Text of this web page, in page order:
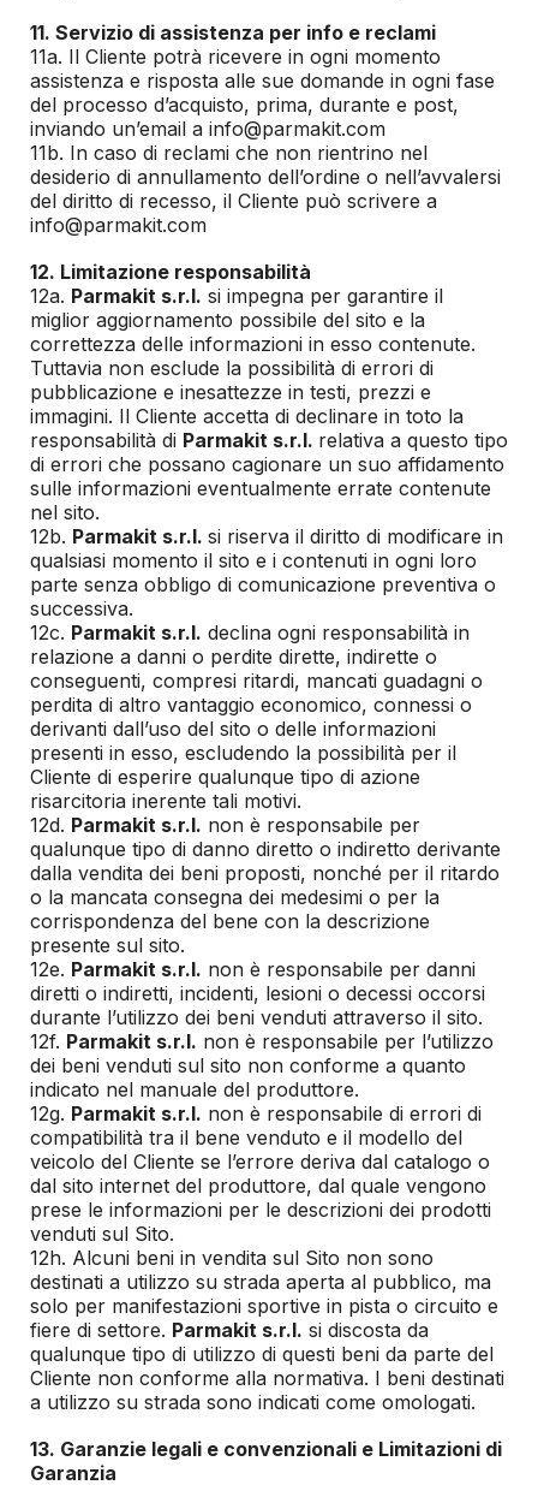
11. Servizio di assistenza per info e reclami
11a. Il Cliente potrà ricevere in ogni momento
assistenza e risposta alle sue domande in ogni fase
del processo d’acquisto, prima, durante e post,
inviando un’email a info@parmakit.com
11b. In caso di reclami che non rientrino nel
desiderio di annullamento dell’ordine o nell’avvalersi
del diritto di recesso, il Cliente può scrivere a
info@parmakit.com
12. Limitazione responsabilità
12a. Parmakit s.r.l. si impegna per garantire il
miglior aggiornamento possibile del sito e la
correttezza delle informazioni in esso contenute.
Tuttavia non esclude la possibilità di errori di
pubblicazione e inesattezze in testi, prezzi e
immagini. Il Cliente accetta di declinare in toto la
responsabilità di Parmakit s.r.l. relativa a questo tipo
di errori che possano cagionare un suo affidamento
sulle informazioni eventualmente errate contenute
nel sito.
12b. Parmakit s.r.l. si riserva il diritto di modificare in
qualsiasi momento il sito e i contenuti in ogni loro
parte senza obbligo di comunicazione preventiva o
successiva.
12c. Parmakit s.r.l. declina ogni responsabilità in
relazione a danni o perdite dirette, indirette o
conseguenti, compresi ritardi, mancati guadagni o
perdita di altro vantaggio economico, connessi o
derivanti dall’uso del sito o delle informazioni
presenti in esso, escludendo la possibilità per il
Cliente di esperire qualunque tipo di azione
risarcitoria inerente tali motivi.
12d. Parmakit s.r.l. non è responsabile per
qualunque tipo di danno diretto o indiretto derivante
dalla vendita dei beni proposti, nonché per il ritardo
o la mancata consegna dei medesimi o per la
corrispondenza del bene con la descrizione
presente sul sito.
12e. Parmakit s.r.l. non è responsabile per danni
diretti o indiretti, incidenti, lesioni o decessi occorsi
durante l’utilizzo dei beni venduti attraverso il sito.
12f. Parmakit s.r.l. non è responsabile per l’utilizzo
dei beni venduti sul sito non conforme a quanto
indicato nel manuale del produttore.
12g. Parmakit s.r.l. non è responsabile di errori di
compatibilità tra il bene venduto e il modello del
veicolo del Cliente se l’errore deriva dal catalogo o
dal sito internet del produttore, dal quale vengono
prese le informazioni per le descrizioni dei prodotti
venduti sul Sito.
12h. Alcuni beni in vendita sul Sito non sono
destinati a utilizzo su strada aperta al pubblico, ma
solo per manifestazioni sportive in pista o circuito e
fiere di settore. Parmakit s.r.l. si discosta da
qualunque tipo di utilizzo di questi beni da parte del
Cliente non conforme alla normativa. I beni destinati
a utilizzo su strada sono indicati come omologati.
13. Garanzie legali e convenzionali e Limitazioni di
Garanzia